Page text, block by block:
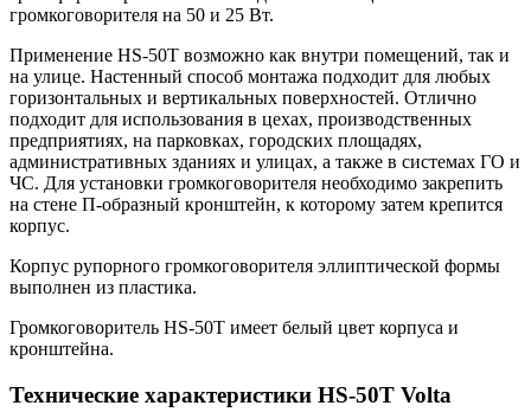
громкоговорителя на 50 и 25 Вт.
Применение HS-50T возможно как внутри помещений, так и
на улице. Настенный способ монтажа подходит для любых
горизонтальных и вертикальных поверхностей. Отлично
подходит для использования в цехах, производственных
предприятиях, на парковках, городских площадях,
административных зданиях и улицах, а также в системах ГО и
ЧС. Для установки громкоговорителя необходимо закрепить
на стене П-образный кронштейн, к которому затем крепится
корпус.
Корпус рупорного громкоговорителя эллиптической формы
выполнен из пластика.
Громкоговоритель HS-50T имеет белый цвет корпуса и
кронштейна.
Технические характеристики HS-50T Volta